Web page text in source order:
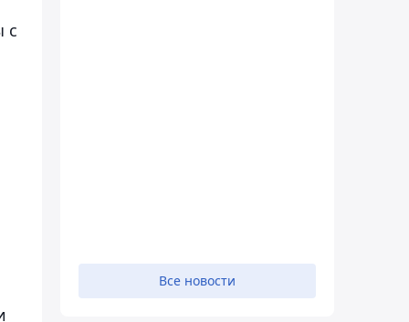
с
Все новости